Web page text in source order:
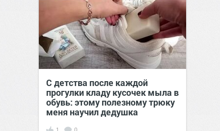
С детства после каждой
прогулки кладу кусочек мыла в
обувь: этому полезному трюку
меня научил дедушка